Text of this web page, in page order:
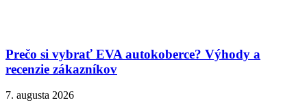
Prečo si vybrať EVA autokoberce? Výhody a
recenzie zákazníkov
7. augusta 2026